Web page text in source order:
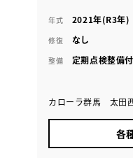
年式 2021年(R3年)
修復 なし
整備 定期点検整備付
カローラ群馬 太田
各